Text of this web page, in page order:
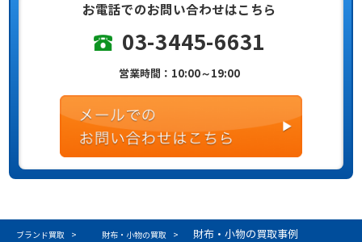
お電話でのお問い合わせはこちら
03-3445-6631
営業時間：10:00～19:00
ブランド買取 財布・小物の買取 財布・小物の買取事例